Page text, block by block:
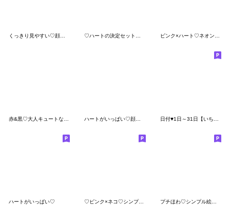
くっきり見やすい♡顔文字絵文字(1) ♡ハートの決定セット♡シンプルかわいい ピンク×ハート♡ネオンスケジュール♡
ハートがいっぱい♡ ♡ピンク×ネコ♡シンプルスケジュール♡ プチほわ♡シンプル絵文字☆